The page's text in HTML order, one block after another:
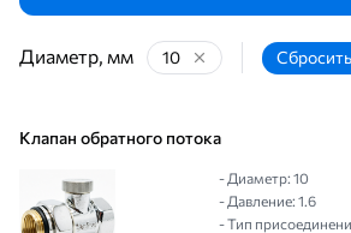
Диаметр, мм 10
Клапан обратного потока
- Диаметр: 10
- Давление: 1.6
- Тип